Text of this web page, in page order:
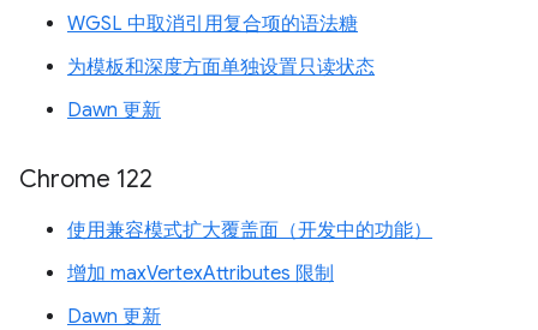
WGSL 中取消引用复合项的语法糖
为模板和深度方面单独设置只读状态
Dawn 更新
Chrome 122
使用兼容模式扩大覆盖面（开发中的功能）
增加 maxVertexAttributes 限制
Dawn 更新